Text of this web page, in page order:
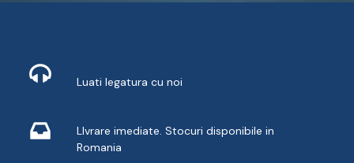
Luati legatura cu noi
LIvrare imediate. Stocuri disponibile in
Romania